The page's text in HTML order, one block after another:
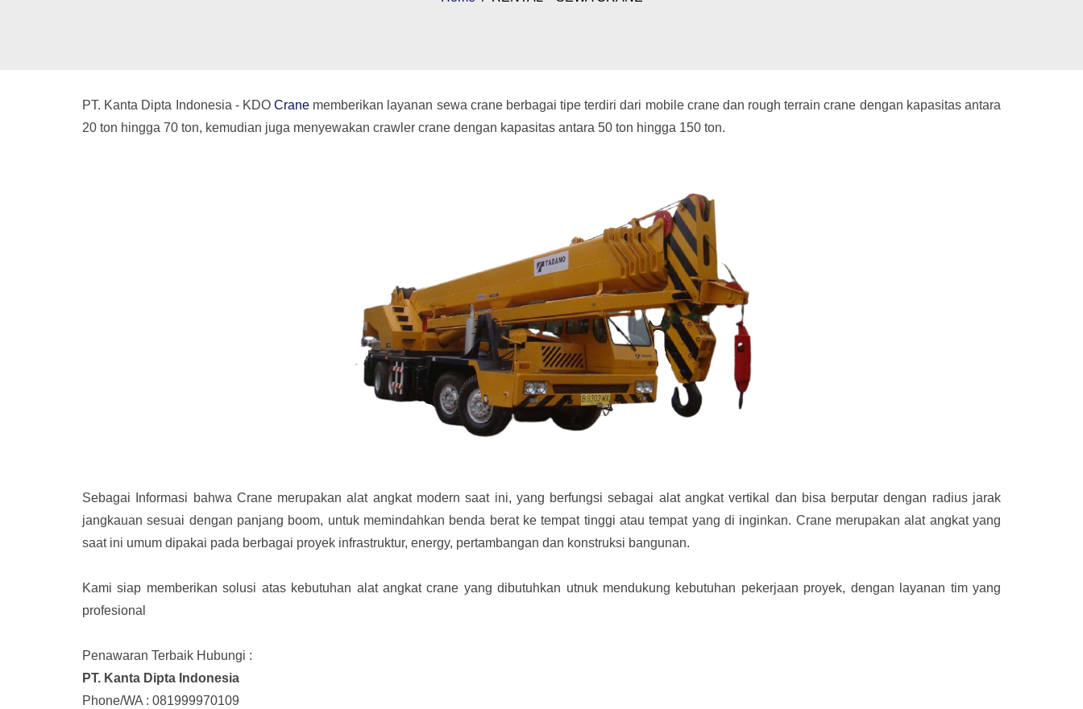
PT. Kanta Dipta Indonesia - KDOCrane memberikan layanan sewa crane berbagai tipe terdiri dari mobile crane dan rough terrain crane dengan kapasitas antara
20 ton hingga 70 ton, kemudian juga menyewakan crawler crane dengan kapasitas antara 50 ton hingga 150 ton.
Sebagai Informasi bahwa Crane merupakan alat angkat modern saat ini, yang berfungsi sebagai alat angkat vertikal dan bisa berputar dengan radius jarak
jangkauan sesuai dengan panjang boom, untuk memindahkan benda berat ke tempat tinggi atau tempat yang di inginkan. Crane merupakan alat angkat yang
saat ini umum dipakai pada berbagai proyek infrastruktur, energy, pertambangan dan konstruksi bangunan.
Kami siap memberikan solusi atas kebutuhan alat angkat crane yang dibutuhkan utnuk mendukung kebutuhan pekerjaan proyek, dengan layanan tim yang
profesional
Penawaran Terbaik Hubungi :
PT. Kanta Dipta Indonesia
Phone/WA : 081999970109